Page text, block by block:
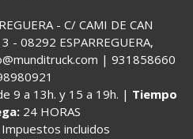
- C/ CAMI DE CAN
- 08292 ESPARREGUERA,
| 931858660
9 a 13h. y 15 a 19h. | Tiempo
24 HORAS
incluidos